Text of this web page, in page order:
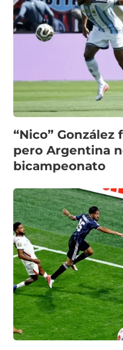
“Nico”
pero Argentina
bicampeonato